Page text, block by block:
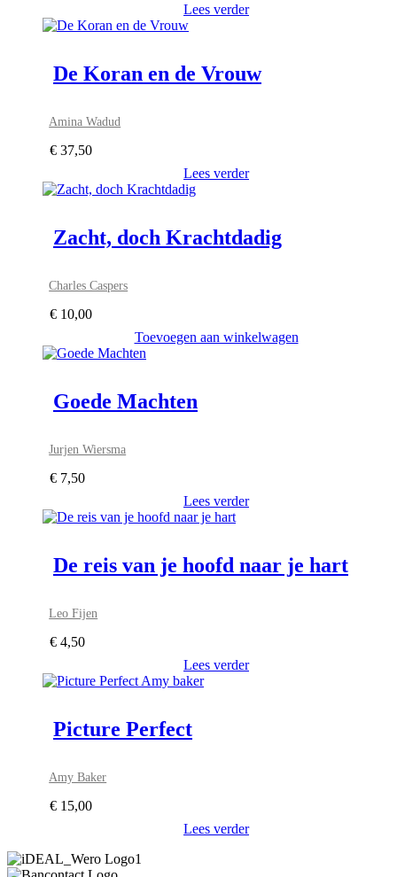
Lees verder
De Koran en de Vrouw
Amina Wadud
€ 37,50
Lees verder
Zacht, doch Krachtdadig
Charles Caspers
€ 10,00
Toevoegen aan winkelwagen
Goede Machten
Jurjen Wiersma
€ 7,50
Lees verder
De reis van je hoofd naar je hart
Leo Fijen
€ 4,50
Lees verder
Picture Perfect
Amy Baker
€ 15,00
Lees verder